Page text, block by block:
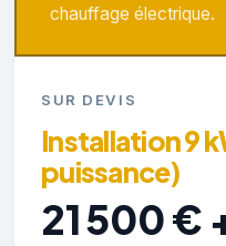
chauffage électrique.
SUR DEVIS
Installation 9
puissance)
21 500 €